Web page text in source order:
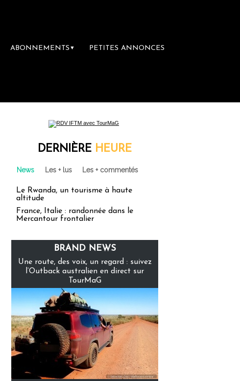
ABONNEMENTS ▼ PETITES ANNONCES
DERNIÈRE HEURE
News Les + lus Les + commentés
Le Rwanda, un tourisme à haute
altitude
France, Italie : randonnée dans le
Mercantour frontalier
BRAND NEWS
Une route, des voix, un regard : suivez
l’Outback australien en direct sur
TourMaG